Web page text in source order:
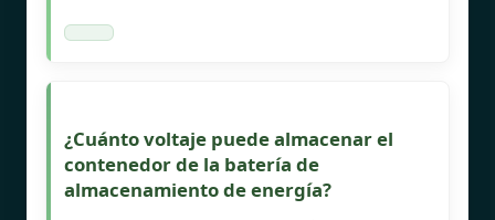
¿Cuánto voltaje puede almacenar el
contenedor de la batería de
almacenamiento de energía?